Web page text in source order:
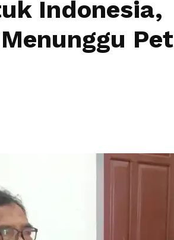
Indonesia,